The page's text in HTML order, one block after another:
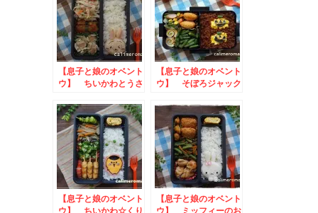
【息子と娘のオベント
ウ】 ちいかわとうさ
ちアクション大募集
【息子と娘のオベント
ウ】 そぼろジャック
to コッタSNSキャ
ンペーン
【息子と娘のオベント
ウ】 ちいかわ☆くり
【息子と娘のオベント
ウ】 ミッフィーのお